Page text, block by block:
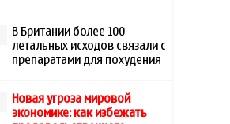
В Британии более 100
летальных исходов связали с
препаратами для похудения
Новая угроза мировой
экономике: как избежать